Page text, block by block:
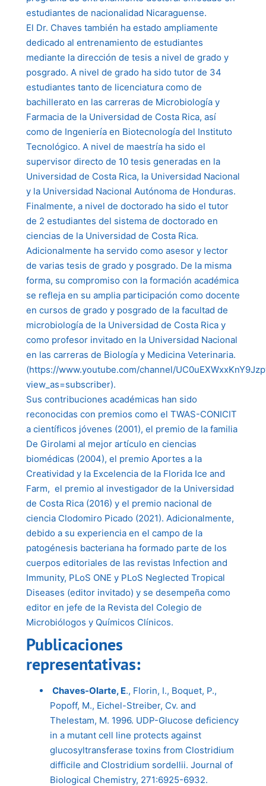
estudiantes de nacionalidad Nicaraguense.
El Dr. Chaves también ha estado ampliamente
dedicado al entrenamiento de estudiantes
mediante la dirección de tesis a nivel de grado y
posgrado. A nivel de grado ha sido tutor de 34
estudiantes tanto de licenciatura como de
bachillerato en las carreras de Microbiología y
Farmacia de la Universidad de Costa Rica, así
como de Ingeniería en Biotecnología del Instituto
Tecnológico. A nivel de maestría ha sido el
supervisor directo de 10 tesis generadas en la
Universidad de Costa Rica, la Universidad Nacional
y la Universidad Nacional Autónoma de Honduras.
Finalmente, a nivel de doctorado ha sido el tutor
de 2 estudiantes del sistema de doctorado en
ciencias de la Universidad de Costa Rica.
Adicionalmente ha servido como asesor y lector
de varias tesis de grado y posgrado. De la misma
forma, su compromiso con la formación académica
se refleja en su amplia participación como docente
en cursos de grado y posgrado de la facultad de
microbiología de la Universidad de Costa Rica y
como profesor invitado en la Universidad Nacional
en las carreras de Biología y Medicina Veterinaria.
(https://www.youtube.com/channel/
view_as=subscriber).
Sus contribuciones académicas han sido
reconocidas con premios como el TWAS-CONICIT
a científicos jóvenes (2001), el premio de la familia
De Girolami al mejor artículo en ciencias
biomédicas (2004), el premio Aportes a la
Creatividad y la Excelencia de la Florida Ice and
Farm, el premio al investigador de la Universidad
de Costa Rica (2016) y el premio nacional de
ciencia Clodomiro Picado (2021). Adicionalmente,
debido a su experiencia en el campo de la
patogénesis bacteriana ha formado parte de los
cuerpos editoriales de las revistas Infection and
Immunity, PLoS ONE y PLoS Neglected Tropical
Diseases (editor invitado) y se desempeña como
editor en jefe de la Revista del Colegio de
Microbiólogos y Químicos Clínicos.
Publicaciones
representativas:
Chaves-Olarte, E., Florin, I., Boquet, P.,
Popoff, M., Eichel-Streiber, Cv. and
Thelestam, M. 1996. UDP-Glucose deficiency
in a mutant cell line protects against
glucosyltransferase toxins from Clostridium
difficile and Clostridium sordellii. Journal of
Biological Chemistry, 271:6925-6932.